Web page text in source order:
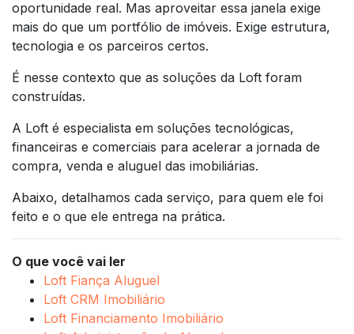
oportunidade real. Mas aproveitar essa janela exige
mais do que um portfólio de imóveis. Exige estrutura,
tecnologia e os parceiros certos.
É nesse contexto que as soluções da Loft foram
construídas.
A Loft é especialista em soluções tecnológicas,
financeiras e comerciais para acelerar a jornada de
compra, venda e aluguel das imobiliárias.
Abaixo, detalhamos cada serviço, para quem ele foi
feito e o que ele entrega na prática.
O que você vai ler
Loft Fiança Aluguel
Loft CRM Imobiliário
Loft Financiamento Imobiliário